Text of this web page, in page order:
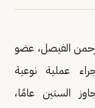
الفيصل، عضو
عملية نوعية
الستين عامًا،